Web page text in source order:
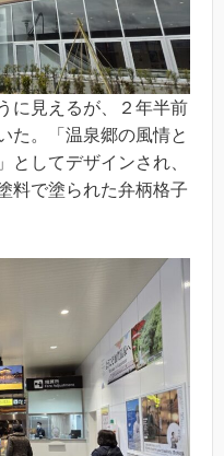
に見えるが、２年半前
た。「温泉郷の風情と
としてデザインされ、
料で塗られた弁柄格子